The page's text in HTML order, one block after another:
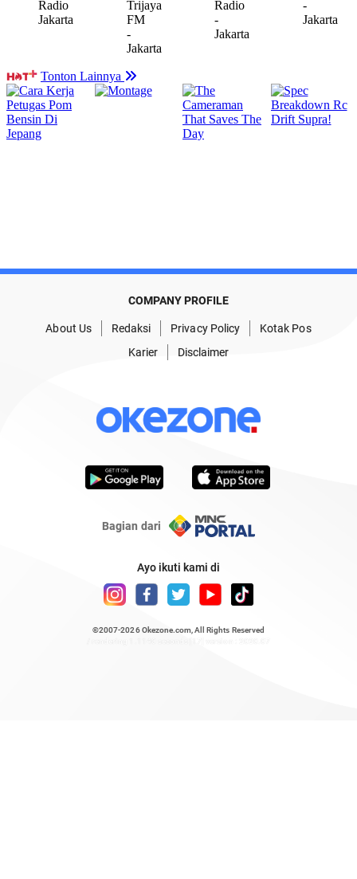
COMPANY PROFILE
About Us Redaksi Privacy Policy
Kotak Pos
Karier
Disclaimer
Bagian dari
Ayo ikuti kami di
©2007-2026 Okezone.com , All Rights Reserved